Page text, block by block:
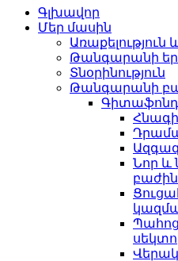
Գլխավոր
Մեր մասին
Առաքելություն
Թանգարանի
Տնօրինություն
Թանգարանի
Նոր և
բաժին